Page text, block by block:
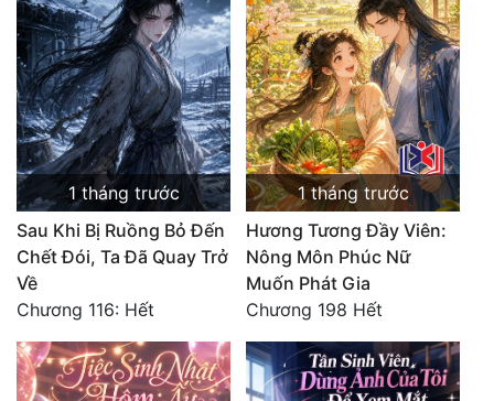
1 tháng trước
Sau Khi Bị Ruồng Bỏ Đến
Chết Đói, Ta Đã Quay Trở
Về
Chương 116: Hết
1 tháng trước
Hương Tương Đầy Viên:
Nông Môn Phúc Nữ
Muốn Phát Gia
Chương 198 Hết